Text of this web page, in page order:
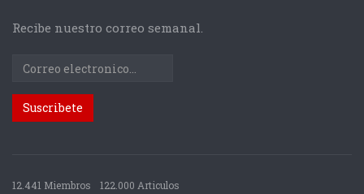
Recibe nuestro correo semanal.
12.441 Miembros 122.000 Articulos